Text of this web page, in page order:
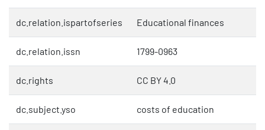
dc.relation.ispartofseries Educational finances
dc.relation.issn 1799-0963
dc.rights CC BY 4.0
dc.subject.yso costs of education